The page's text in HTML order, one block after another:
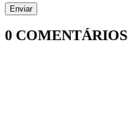
0 COMENTÁRIOS